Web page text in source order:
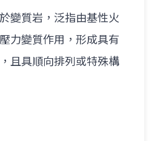
變質岩，泛指由基性火
力變質作用，形成具有
且具順向排列或特殊構